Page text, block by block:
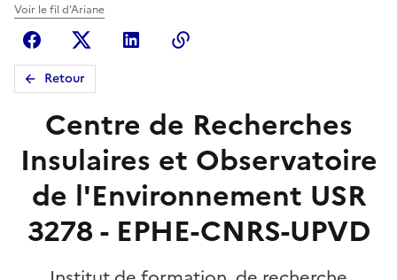
Voir le fil d'Ariane
FacebookX (anciennement Twitter)
Linkedin
Retour
Centre de Recherches
Insulaires et Observatoire
de l'Environnement USR
3278 - EPHE-CNRS-UPVD